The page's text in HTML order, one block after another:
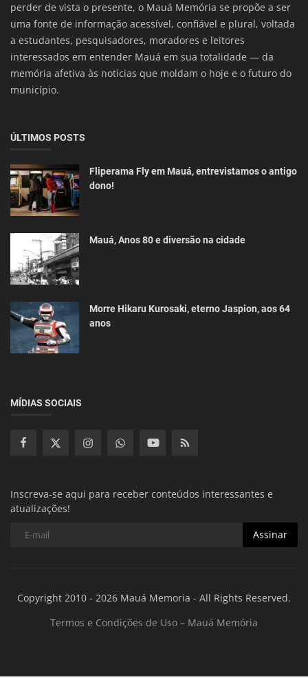
perder de vista o presente, o Mauá Memória se propõe a ser
uma fonte de informação acessível, confiável e plural, voltada
a estudantes, pesquisadores, moradores e leitores
interessados em entender Mauá em sua totalidade — da
memória afetiva às notícias que moldam o hoje e o futuro do
município.
ÚLTIMOS POSTS
Fliperama Fly em Mauá, entrevistamos o antigo
dono!
Mauá, Anos 80 e diversão na cidade
Morre Hikaru Kurosaki, eterno Jaspion, aos 64
anos
MÍDIAS SOCIAIS
Inscreva-se aqui para receber conteúdos interessantes e
atualizações!
Assinar
Copyright 2010 - 2026 Mauá Memoria - All Rights Reserved.
Termos e Condições de Uso – Mauá Memória